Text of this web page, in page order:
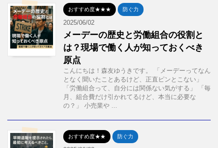
おすすめ度★★★ 防ぐ力
2025/06/02
メーデーの歴史と労働組合の役割と
は？現場で働く人が知っておくべき
原点
こんにちは！森友ゆうきです。 「メーデーってなん
となく聞いたことあるけど、正直ピンとこない」
「労働組合って、自分には関係ない気がする」 「毎
月、組合費だけ引かれてるけど、本当に必要な
の？」 小売業や ...
おすすめ度★★ 防ぐ力